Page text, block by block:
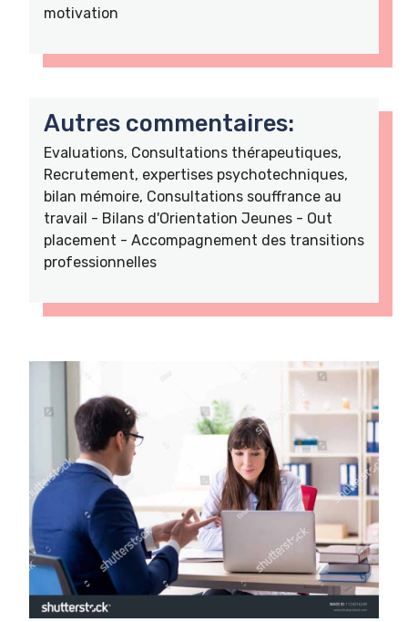
motivation
Autres commentaires:
Evaluations, Consultations thérapeutiques,
Recrutement, expertises psychotechniques,
bilan mémoire, Consultations souffrance au
travail - Bilans d'Orientation Jeunes - Out
placement - Accompagnement des transitions
professionnelles